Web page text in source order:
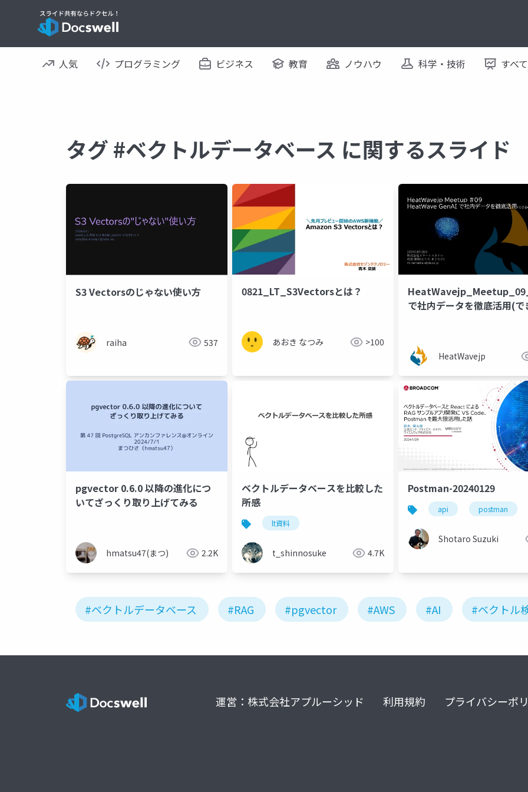
人気 プログラミング ビジネス 教育 ノウハウ 科学・技術 すべ
タグ #ベクトルデータベース に関するスライド
S3 Vectorsのじゃない使い方
raiha 537
0821_LT_S3Vectorsとは？
あおき なつみ >100
で社内データを徹底活用(で
HeatWavejp
pgvector 0.6.0 以降の進化につ
いてざっくり取り上げてみる
hmatsu47(まつ) 2.2K
ベクトルデータベースを比較した
所感
lt資料
t_shinnosuke 4.7K
Postman-20240129
api postman
Shotaro Suzuki
#ベクトルデータベース #RAG #pgvector #AWS #AI #ベクトル
運営：株式会社アプルーシッド 利用規約 プライバシーポ